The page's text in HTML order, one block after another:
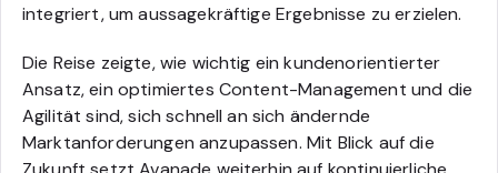
integriert, um aussagekräftige Ergebnisse zu erzielen.
Die Reise zeigte, wie wichtig ein kundenorientierter
Ansatz, ein optimiertes Content-Management und die
Agilität sind, sich schnell an sich ändernde
Marktanforderungen anzupassen. Mit Blick auf die